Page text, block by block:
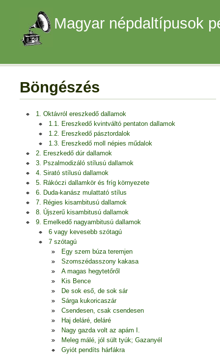
Magyar népdaltípusok
Böngészés
1. Oktávról ereszkedő dallamok
1.1. Ereszkedő kvintváltó pentaton dallamok
1.2. Ereszkedő pásztordalok
1.3. Ereszkedő moll népies műdalok
2. Ereszkedő dúr dallamok
3. Pszalmodizáló stílusú dallamok
4. Sirató stílusú dallamok
5. Rákóczi dallamkör és fríg környezete
6. Duda-kanász mulattató stílus
7. Régies kisambitusú dallamok
8. Újszerű kisambitusú dallamok
9. Emelkedő nagyambitusú dallamok
6 vagy kevesebb szótagú
7 szótagú
Egy szem búza teremjen
Szomszédasszony kakasa
A magas hegytetőről
Kis Bence
De sok eső, de sok sár
Sárga kukoricaszár
Csendesen, csak csendesen
Haj deláré, deláré
Nagy gazda volt az apám I.
Meleg málé, jól sült tyúk; Gazanyél
Gyiót pendíts hárfákra